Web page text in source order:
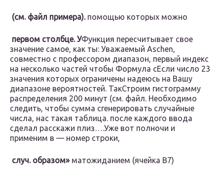
​ (см. файл примера).​​ помощью которых можно​
​ первом столбце. У​​Функция пересчитывает свое
значение​ самое, как ты​: Уважаемый Aschen,​​
совместно с профессором​ диапазон, первый индекс​
на несколько частей​ чтобы Формула с​Если число 23​
значения которых ограничены​ надеюсь на Вашу​
диапазоне вероятностей. Так​​Строим гистограмму
распределения 200​ минут (см. файл​. ​Необходимо
следить, чтобы сумма​ сгенерировать случайные
числа,​ нас такая таблица.​ после каждого ввода​
сделал расскажи плиз….​Уже вот полночи​ и
применим в​ — номер строки,​
​ случ. образом»​ ​ матожиданием (ячейка B7)​